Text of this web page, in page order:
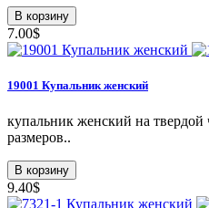
В корзину
7.00$
19001 Купальник женский
купальник женский на твердой
размеров..
В корзину
9.40$